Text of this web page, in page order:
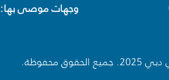
وجهات موصى بها:
الحقوق محفوظة.